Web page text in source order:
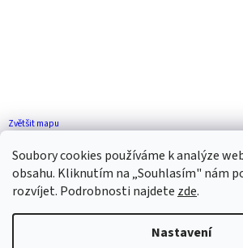
Soubory cookies používáme k analýze
obsahu. Kliknutím na „Souhlasím" nám
rozvíjet. Podrobnosti najdete zde.
Nastavení
Zvětšit mapu
Vytvořil Shoptet